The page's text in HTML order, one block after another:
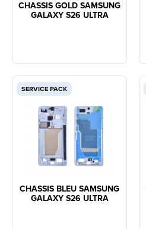
CHASSIS GOLD SAMSUNG
GALAXY S26 ULTRA
SERVICE PACK
CHASSIS BLEU SAMSUNG
GALAXY S26 ULTRA